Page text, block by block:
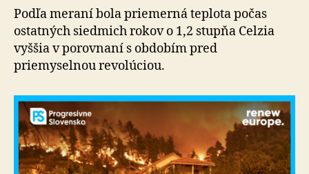
dvere
Podľa meraní bola priemerná teplota počas
ostatných siedmich rokov o 1,2 stupňa Celzia
vyššia v porovnaní s obdobím pred
priemyselnou revolúciou.